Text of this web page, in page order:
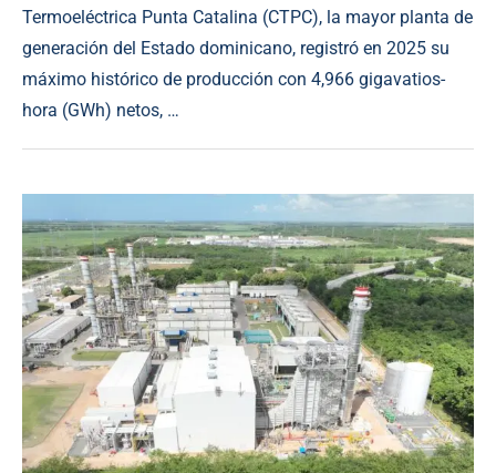
Termoeléctrica Punta Catalina (CTPC), la mayor planta de
generación del Estado dominicano, registró en 2025 su
máximo histórico de producción con 4,966 gigavatios-
hora (GWh) netos, …